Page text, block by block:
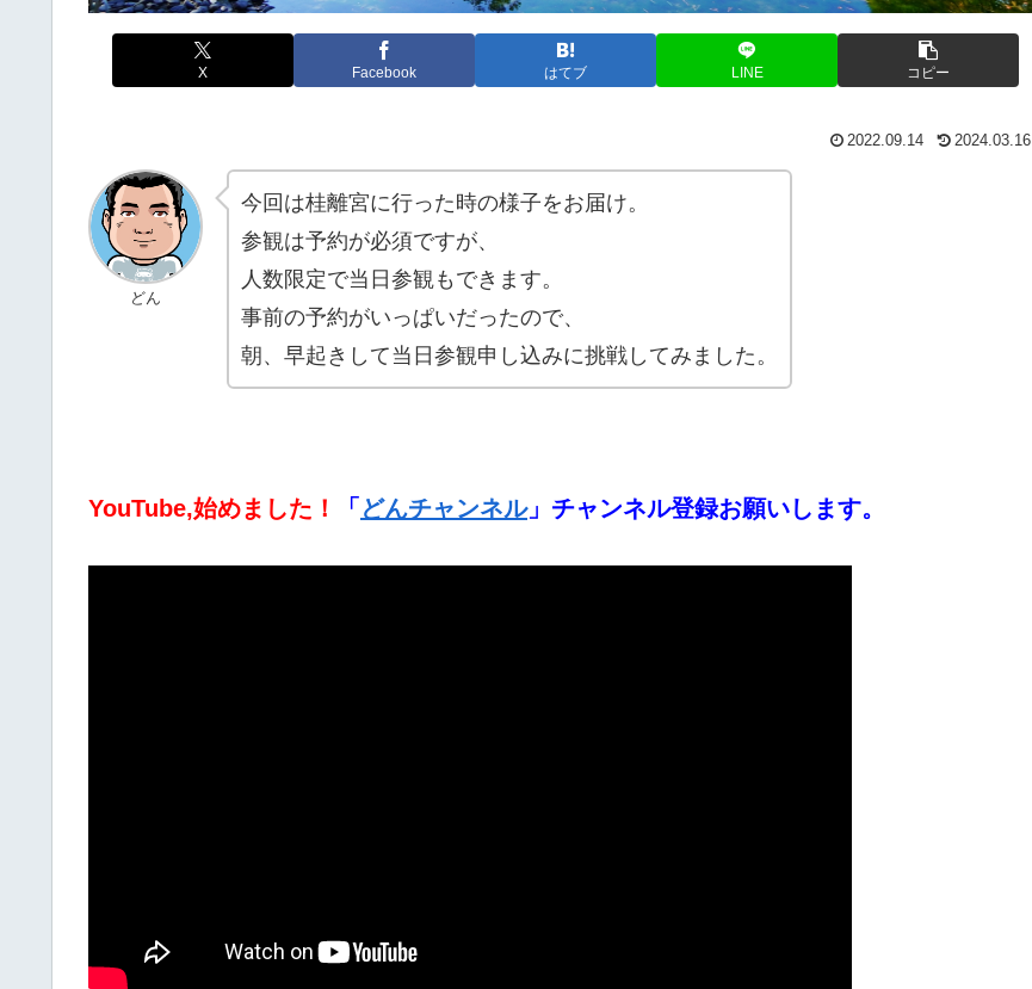
X Facebook はてブ LINE コピー
2022.09.14 2024.03.16
どん
今回は桂離宮に行った時の様子をお届け。
参観は予約が必須ですが、
人数限定で当日参観もできます。
事前の予約がいっぱいだったので、
朝、早起きして当日参観申し込みに挑戦してみました。
YouTube,始めました！ 「 どんチャンネル」チャンネル登録お願いします。